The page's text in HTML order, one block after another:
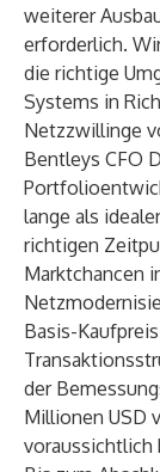
weiterer
erforderlich.
die richtige
Systems in
Netzzwillinge
Bentleys CFO
lange als
richtigen
Marktchancen
Basis-
der
Millionen USD
voraussichtlich